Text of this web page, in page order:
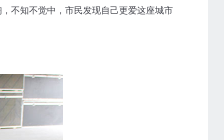
不知不觉中，市民发现自己更爱这座城市